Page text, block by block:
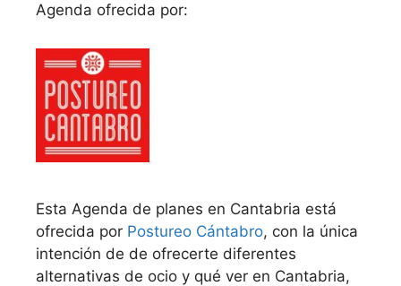
Agenda ofrecida por:
Esta Agenda de planes en Cantabria está
ofrecida por Postureo Cántabro, con la única
intención de de ofrecerte diferentes
alternativas de ocio y qué ver en Cantabria,